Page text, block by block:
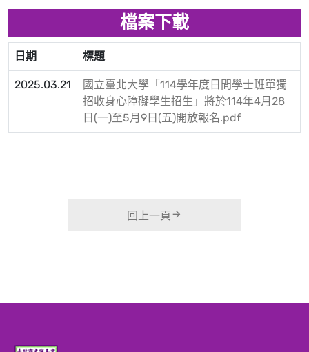
檔案下載
日期 標題
2025.03.21
國立臺北大學「114學年度日間學士班單獨
招收身心障礙學生招生」將於114年4月28
日(一)至5月9日(五)開放報名.pdf
回上一頁